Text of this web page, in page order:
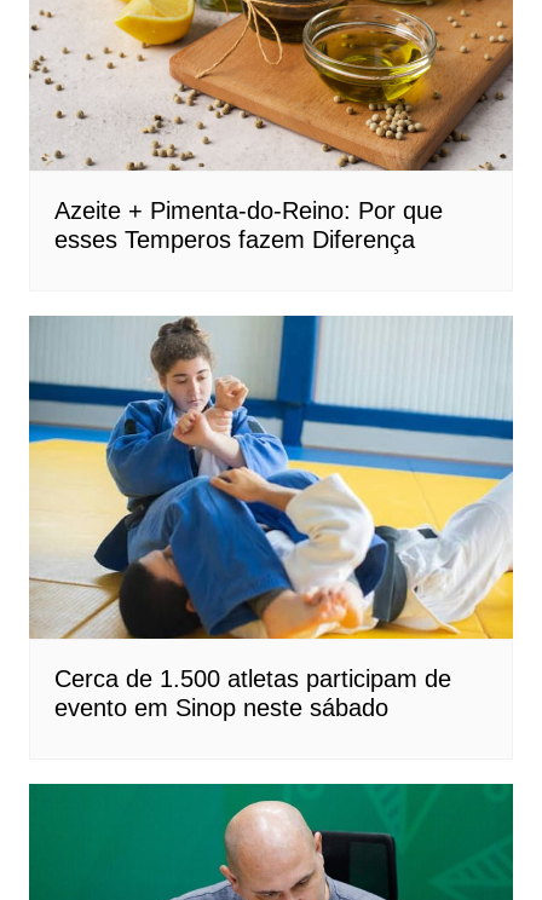
Azeite + Pimenta-do-Reino: Por que
esses Temperos fazem Diferença
Cerca de 1.500 atletas participam de
evento em Sinop neste sábado